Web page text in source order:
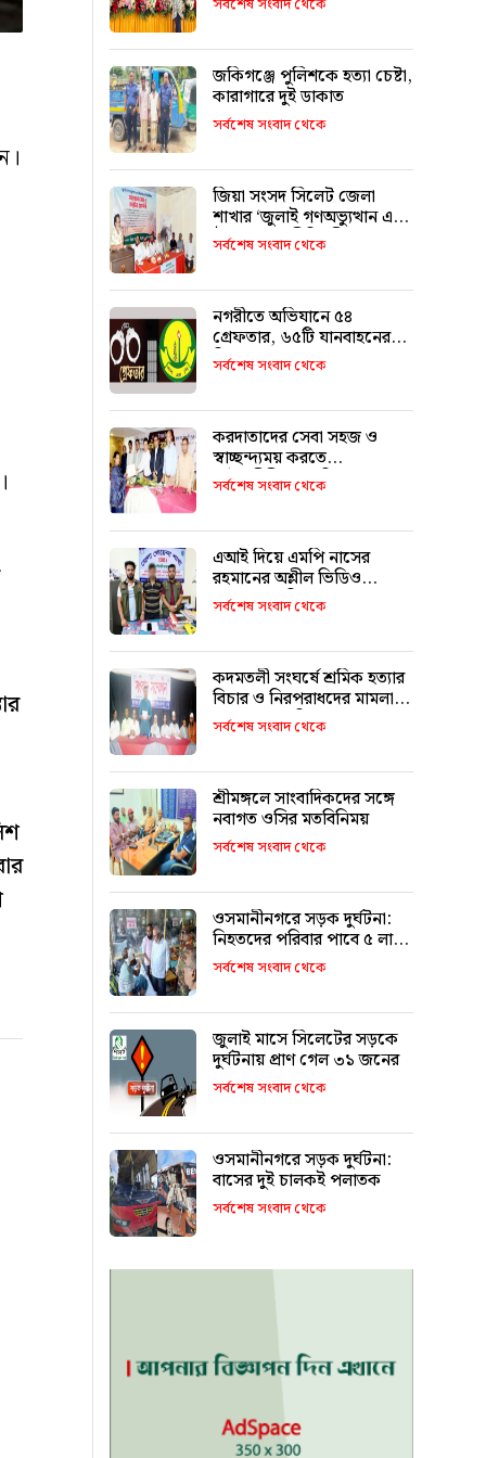
জকিগঞ্জে পুলিশকে হত্যা চেষ্টা,
কারাগারে দুই ডাকাত
সর্বশেষ সংবাদ থেকে
জিয়া সংসদ সিলেট জেলা
শাখার ‘জুলাই গণঅভ্যুত্থান এবং
ঐক্যের রাজনীতি’ শীর্ষক
আলোচনা
সর্বশেষ সংবাদ থেকে
নগরীতে অভিযানে ৫৪
গ্রেফতার, ৬৫টি যানবাহনের
বিরুদ্ধে মামলা
সর্বশেষ সংবাদ থেকে
করদাতাদের সেবা সহজ ও
স্বাচ্ছন্দ্যময় করতে
আইনজীবীদের ভূমিকা
অপরিহার্য: কর কমিশনার
সর্বশেষ সংবাদ থেকে
এআই দিয়ে এমপি নাসের
রহমানের অশ্লীল ভিডিও
ছড়ানোর অভিযোগে সাভার
থেকে আটক ১
সর্বশেষ সংবাদ থেকে
কদমতলী সংঘর্ষে শ্রমিক হত্যার
বিচার ও নিরপরাধদের মামলা
থেকে অব্যাহতির আহ্বান
সর্বশেষ সংবাদ থেকে
শ্রীমঙ্গলে সাংবাদিকদের সঙ্গে
নবাগত ওসির মতবিনিময়
সর্বশেষ সংবাদ থেকে
ওসমানীনগরে সড়ক দুর্ঘটনা:
নিহতদের পরিবার পাবে ৫ লাখ,
আহতরা ১ থেকে ৩ লাখ
সর্বশেষ সংবাদ থেকে
জুলাই মাসে সিলেটের সড়কে
দুর্ঘটনায় প্রাণ গেল ৩১ জনের
সর্বশেষ সংবাদ থেকে
ওসমানীনগরে সড়ক দুর্ঘটনা:
বাসের দুই চালকই পলাতক
সর্বশেষ সংবাদ থেকে